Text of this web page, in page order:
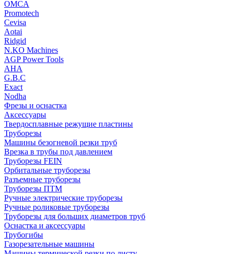
OMCA
Promotech
Cevisa
Aotai
Ridgid
N.KO Machines
AGP Power Tools
AHA
G.B.C
Exact
Nodha
Фрезы и оснастка
Аксессуары
Твердосплавные режущие пластины
Труборезы
Машины безогневой резки труб
Врезка в трубы под давлением
Труборезы FEIN
Орбитальные труборезы
Разъемные труборезы
Труборезы ПТМ
Ручные электрические труборезы
Ручные роликовые труборезы
Труборезы для больших диаметров труб
Оснастка и аксессуары
Трубогибы
Газорезательные машины